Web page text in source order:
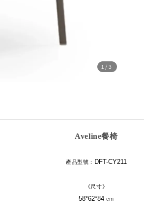
1 /3
Aveline餐椅
產品型號 ： DFT-CY211
《尺寸》
58*62*84 cm